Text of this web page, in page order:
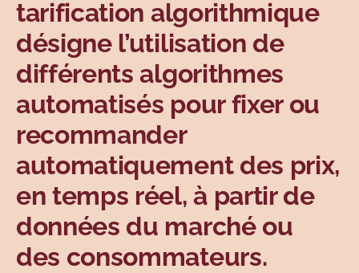
tarification algorithmique
désigne l’utilisation de
différents algorithmes
automatisés pour fixer ou
recommander
automatiquement des prix,
en temps réel, à partir de
données du marché ou
des consommateurs.